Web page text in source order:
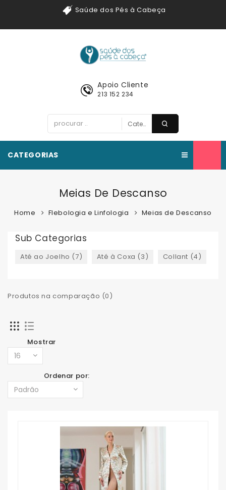
Saúde dos Pés à Cabeça
Apoio Cliente
213 152 234
CATEGORIAS
Meias De Descanso
Home Flebologia e Linfologia Meias de Descanso
Sub Categorias
Até ao Joelho (7) Até à Coxa (3) Collant (4)
Produtos na comparação (0)
Mostrar
Ordenar por: